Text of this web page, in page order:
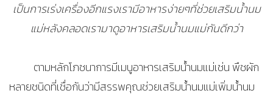
เป็นการเร่งเครื่องอีกแรงเรามีอาหารง่ายๆที่ช่วยเสริมน้ำนม
แม่หลังคลอดเรามาดูอาหารเสริมน้ำนมแม่กันดีกว่า
ตามหลักโภชนาการมีเมนูอาหารเสริมน้ำนมแม่เช่น พืชผัก
หลายชนิดที่เชื่อกันว่ามีสรรพคุณช่วยเสริมน้ำนมแม่เพิ่มน้ำนม